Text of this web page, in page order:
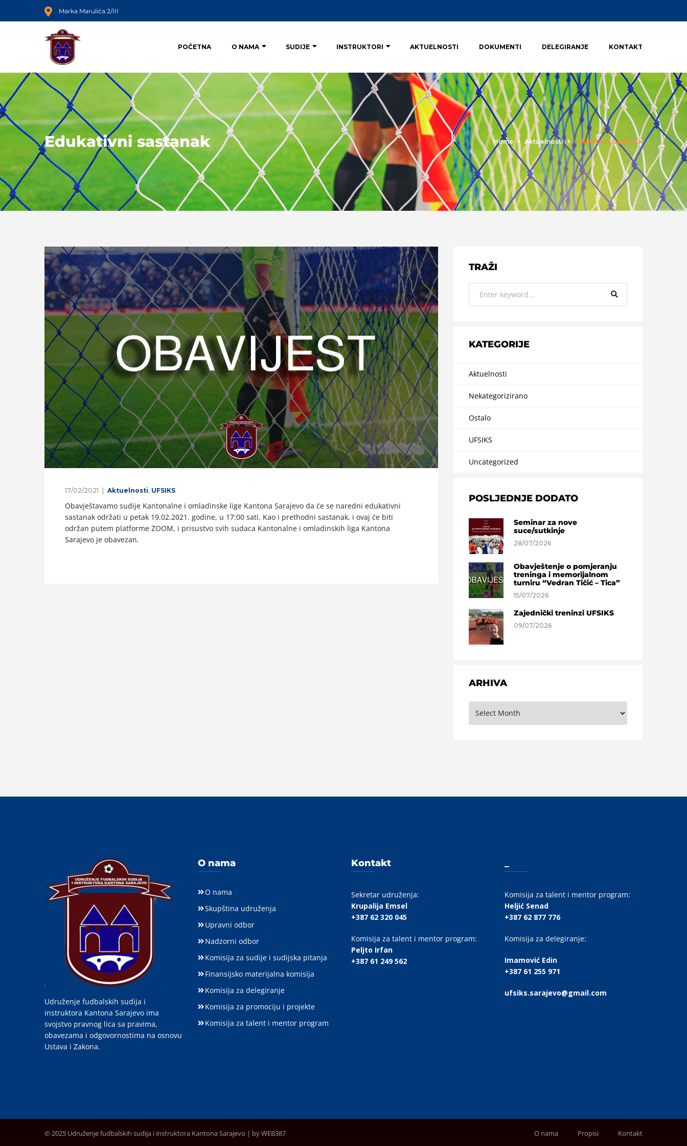
Marka Marulića 2/III
POČETNA O NAMA SUDIJE INSTRUKTORI AKTUELNOSTI DOKUMENTI DELEGIRANJE KONTAKT
Edukativni sastanak Home Aktuelnosti Edukativni Sastanak
17/02/2021 Aktuelnosti, UFSIKS
Obavještavamo sudije Kantonalne i omladinske lige Kantona Sarajevo da će se naredni edukativni
sastanak održati u petak 19.02.2021. godine, u 17:00 sati. Kao i prethodni sastanak, i ovaj će biti
održan putem platforme ZOOM, i prisustvo svih sudaca Kantonalne i omladinskih liga Kantona
Sarajevo je obavezan.
TRAŽI
KATEGORIJE
Aktuelnosti
Nekategorizirano
Ostalo
UFSIKS
Uncategorized
POSLJEDNJE DODATO
Seminar za nove
suce/sutkinje
28/07/2026
Obavještenje o pomjeranju
treninga i memorijalnom
turniru “Vedran Tičić – Tica”
15/07/2026
Zajednički treninzi UFSIKS
09/07/2026
ARHIVA
Udruženje fudbalskih sudija i
instruktora Kantona Sarajevo ima
svojstvo pravnog lica sa pravima,
obavezama i odgovornostima na osnovu
Ustava i Zakona.
O nama
O nama
Skupština udruženja
Upravni odbor
Nadzorni odbor
Komisija za sudije i sudijska pitanja
Finansijsko materijalna komisija
Komisija za delegiranje
Komisija za promociju i projekte
Komisija za talent i mentor program
Kontakt
Sekretar udruženja:
Krupalija Emsel
+387 62 320 045
Komisija za talent i mentor program:
Peljto Irfan
+387 61 249 562
Komisija za talent i mentor program:
Heljić Senad
+387 62 877 776
Komisija za delegiranje:
Imamović Edin
+387 61 255 971
ufsiks.sarajevo@gmail.com
© 2025 Udruženje fudbalskih sudija i instruktora Kantona Sarajevo | by WEB387 O nama Propisi Kontakt